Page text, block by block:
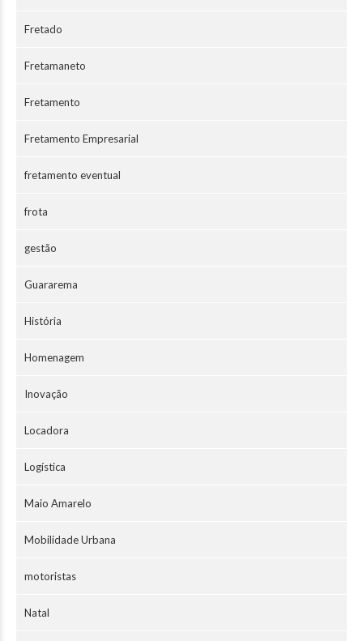
Fretado
Fretamaneto
Fretamento
Fretamento Empresarial
fretamento eventual
frota
gestão
Guararema
História
Homenagem
Inovação
Locadora
Logística
Maio Amarelo
Mobilidade Urbana
motoristas
Natal